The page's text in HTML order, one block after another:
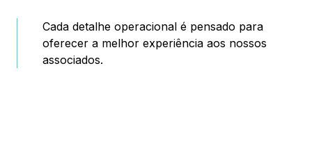
Cada detalhe operacional é pensado para
oferecer a melhor experiência aos nossos
associados.